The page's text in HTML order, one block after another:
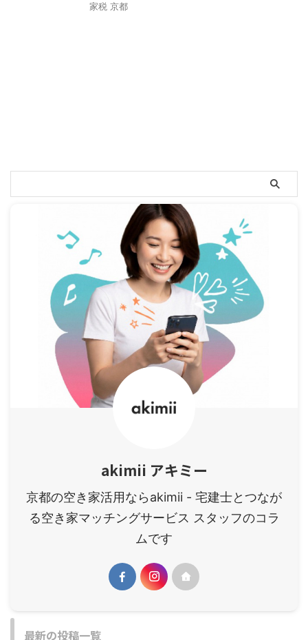
家税 京都
akimii アキミー
京都の空き家活用ならakimii - 宅建士とつなが
る空き家マッチングサービス スタッフのコラ
ムです
最新の投稿一覧